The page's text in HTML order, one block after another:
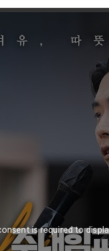
is required to